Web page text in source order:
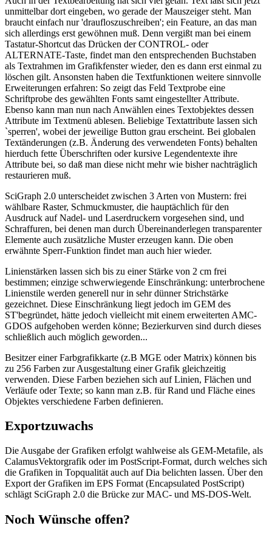
unmittelbar dort eingeben, wo gerade der Mauszeiger steht. Man
braucht einfach nur 'draufloszuschreiben'; ein Feature, an das man
sich allerdings erst gewöhnen muß. Denn vergißt man bei einem
Tastatur-Shortcut das Drücken der CONTROL- oder
ALTERNATE-Taste, findet man den entsprechenden Buchstaben
als Textrahmen im Grafikfenster wieder, den es dann erst einmal zu
löschen gilt. Ansonsten haben die Textfunktionen weitere sinnvolle
Erweiterungen erfahren: So zeigt das Feld Textprobe eine
Schriftprobe des gewählten Fonts samt eingestellter Attribute.
Ebenso kann man nun nach Anwählen eines Textobjektes dessen
Attribute im Textmenü ablesen. Beliebige Textattribute lassen sich
`sperren', wobei der jeweilige Button grau erscheint. Bei globalen
Textänderungen (z.B. Änderung des verwendeten Fonts) behalten
hierduch fette Überschriften oder kursive Legendentexte ihre
Attribute bei, so daß man diese nicht mehr wie bisher nachträglich
restaurieren muß.
SciGraph 2.0 unterscheidet zwischen 3 Arten von Mustern: frei
wählbare Raster, Schmuckmuster, die hauptächlich für den
Ausdruck auf Nadel- und Laserdruckern vorgesehen sind, und
Schraffuren, bei denen man durch Übereinanderlegen transparenter
Elemente auch zusätzliche Muster erzeugen kann. Die oben
erwähnte Sperr-Funktion findet man auch hier wieder.
Linienstärken lassen sich bis zu einer Stärke von 2 cm frei
bestimmen; einzige schwerwiegende Einschränkung: unterbrochene
Linienstile werden generell nur in sehr dünner Strichstärke
gezeichnet. Diese Einschränkung liegt jedoch im GEM des
ST'begründet, hätte jedoch vielleicht mit einem erweiterten AMC-
GDOS aufgehoben werden könne; Bezierkurven sind durch dieses
schließlich auch möglich geworden...
Besitzer einer Farbgrafikkarte (z.B MGE oder Matrix) können bis
zu 256 Farben zur Ausgestaltung einer Grafik gleichzeitig
verwenden. Diese Farben beziehen sich auf Linien, Flächen und
Verläufe oder Texte; so kann man z.B. für Rand und Fläche eines
Objektes verschiedene Farben definieren.
Exportzuwachs
Die Ausgabe der Grafiken erfolgt wahlweise als GEM-Metafile, als
CalamusVektorgrafik oder im PostScript-Format, durch welches sich
die Grafiken in Topqualität auch auf Dia belichten lassen. Über den
Export der Grafiken im EPS Format (Encapsulated PostScript)
schlägt SciGraph 2.0 die Brücke zur MAC- und MS-DOS-Welt.
Noch Wünsche offen?